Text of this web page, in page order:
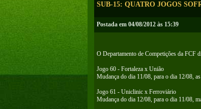
SUB-15: QUATRO JOGOS
Postada em 04/08/2012 às 15:39
O Departamento de Competições da FCF
Jogo 60 - Fortaleza x União
Mudança do dia 11/08, para o dia 12/08,
Jogo 61 - Uniclinic x Ferroviário
Mudança do dia 12/08, para o dia 11/08,